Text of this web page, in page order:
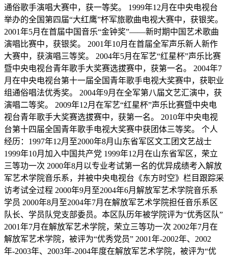
通俗歌手演唱大赛中，获一等奖。 1999年12月在中央电视台
举办的全国第四届“大红鹰”杯军旅歌曲电视大赛中，获银奖。
2001年5月在首届中国音乐“金钟奖”——新时期中国艺术歌曲
演唱比赛中，获银奖。 2001年10月在首届全军声乐新人新作
大赛中，获演唱三等奖。 2004年5月在军艺“红星杯”声乐比赛
暨中央电视台青年歌手大奖赛选拔赛中，获第一名。 2004年7
月在中央电视台第十一届全国青年歌手电视大奖赛中，获职业
组通俗唱法优秀奖。 2004年9月在全军第八届文艺汇演中，获
演唱二等奖。 2009年12月在军艺“红星杯”声乐比赛暨中央电
视台青年歌手大奖赛选拔赛中，获第一名。 2010年中央电视
台第十四届全国青年歌手电视大奖赛中获团体三等奖。 个人
经历：1997年12月至2000年8月山东省军区文工团文艺战士
1999年10月加入中国共产党 1999年12月在山东省军区，荣立
三等功一次 2000年8月以专业考试第一名的优异成绩考入解放
军艺术学院音乐系，并被中央电视台《东方时空》栏目跟踪采
访考试全过程 2000年9月至2004年6月解放军艺术学院音乐系
学员 2000年8月至2004年7月在解放军艺术学院担任音乐系区
队长、学员队党支部委员。本区队历年被学院评为“优秀区队”
2001年7月在解放军艺术学院，荣立三等功一次 2002年7月在
解放军艺术学院，被评为“优秀党员” 2001年-2002年、2002
年-2003年、2003年-2004年度在解放军艺术学院，被评为“优